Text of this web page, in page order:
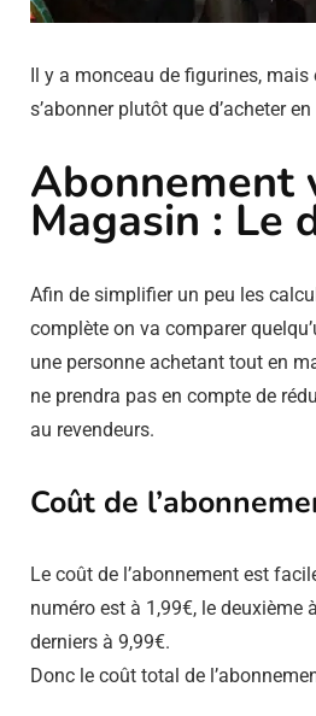
Il y a monceau de figurines, mais
s’abonner plutôt que d’acheter
Abonnement
Magasin : Le
Afin de simplifier un peu les
complète on va comparer
une personne achetant tout en
ne prendra pas en compte de
au revendeurs.
Coût de
Le coût de l’abonnement est
numéro est à 1,99€, le deuxième
derniers à 9,99€.
Donc le coût total de